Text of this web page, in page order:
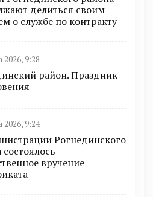
делиться своим
о службе по контракту
2026, 9:28
район. Праздник
2026, 9:24
Рогнединского
вручение